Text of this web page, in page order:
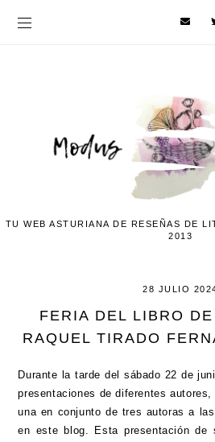
TU WEB ASTURIANA DE RESEÑAS DE
2013
28 JULIO
FERIA DEL LIBRO
RAQUEL TIRADO
Durante la tarde del sábado 22 de
presentaciones de diferentes
una en conjunto de tres autoras a
en este blog. Esta presentación de